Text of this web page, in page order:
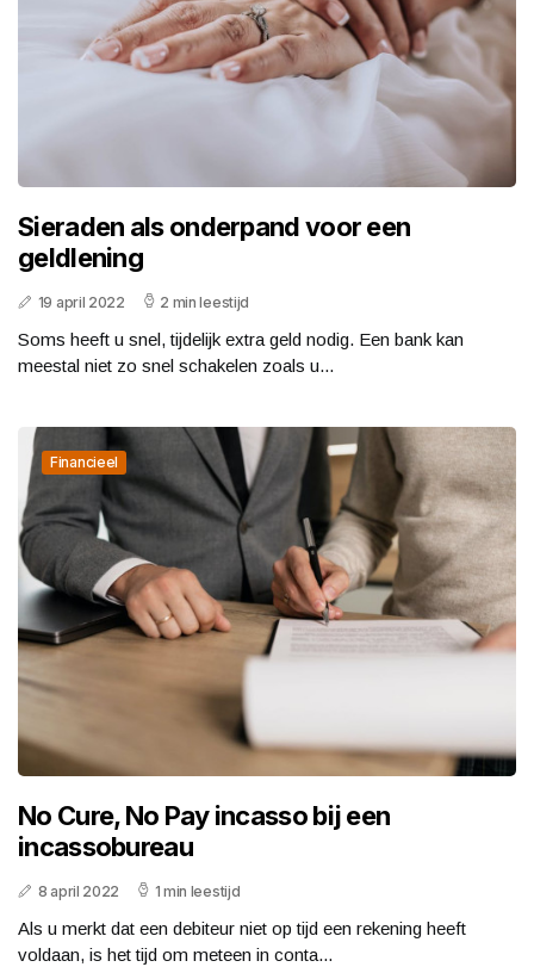
Sieraden als onderpand voor een
geldlening
19 april 2022 2 min leestijd
Soms heeft u snel, tijdelijk extra geld nodig. Een bank kan
meestal niet zo snel schakelen zoals u...
Financieel
No Cure, No Pay incasso bij een
incassobureau
8 april 2022 1 min leestijd
Als u merkt dat een debiteur niet op tijd een rekening heeft
voldaan, is het tijd om meteen in conta...